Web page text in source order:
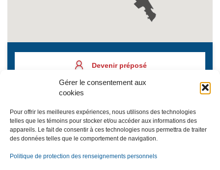
Gérer le consentement aux
cookies
Pour offrir les meilleures expériences, nous utilisons des technologies
telles que les témoins pour stocker et/ou accéder aux informations des
appareils. Le fait de consentir à ces technologies nous permettra de traiter
des données telles que le comportement de navigation.
Politique de protection des renseignements personnels
Devenir préposé
Inscription à l’infolettre